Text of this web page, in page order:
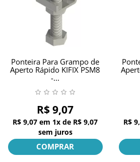
GRAMPOS TORPEDOS
OUTROS
PONTEIRAS
INFORMAÇÕES
Ponteira Para Grampo de
Aperto Rápido KIFIX PSM8
-...
R$ 9,07
R$ 9,07 em 1x de R$ 9,07
sem juros
COMPRAR
R$